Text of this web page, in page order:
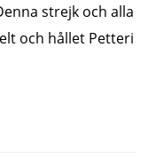
strejk och alla
och hållet Petteri